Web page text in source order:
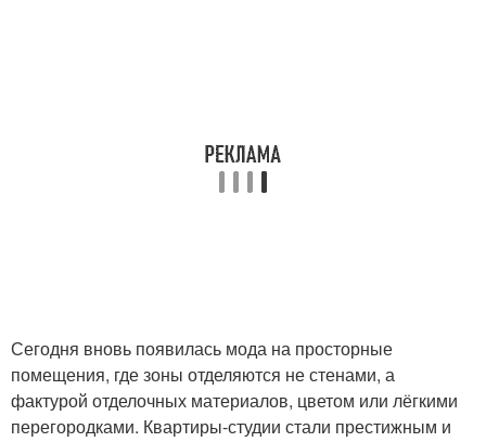
Сегодня вновь появилась мода на просторные
помещения, где зоны отделяются не стенами, а
фактурой отделочных материалов, цветом или лёгкими
перегородками. Квартиры-студии стали престижным и